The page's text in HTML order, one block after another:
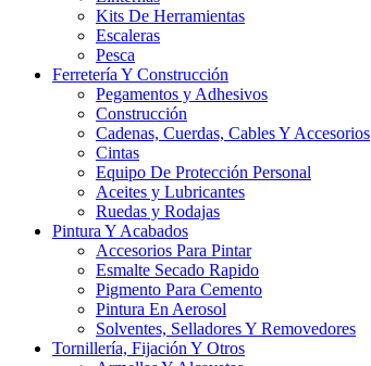
Kits De Herramientas
Escaleras
Pesca
Ferretería Y Construcción
Pegamentos y Adhesivos
Construcción
Cadenas, Cuerdas, Cables Y Accesorios
Cintas
Equipo De Protección Personal
Aceites y Lubricantes
Ruedas y Rodajas
Pintura Y Acabados
Accesorios Para Pintar
Esmalte Secado Rapido
Pigmento Para Cemento
Pintura En Aerosol
Solventes, Selladores Y Removedores
Tornillería, Fijación Y Otros